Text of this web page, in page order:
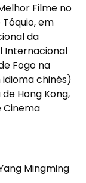
Filme no
em
da
Internacional
Fogo na
chinês)
Hong Kong,
Cinema
Mingming